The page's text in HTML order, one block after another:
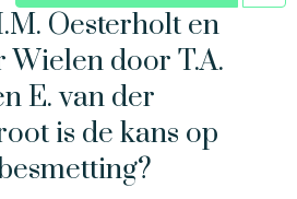
Oesterholt en
Wielen door T.A.
E. van der
is de kans op